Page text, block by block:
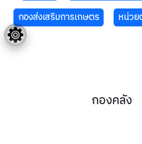
กองส่งเสริมการเกษตร
หน่วย
กองคลัง